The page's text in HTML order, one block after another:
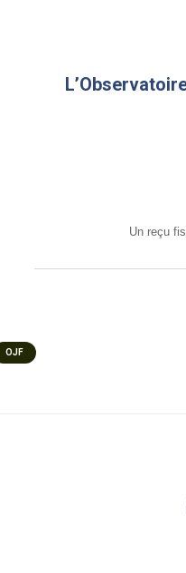
Un reçu
OJF